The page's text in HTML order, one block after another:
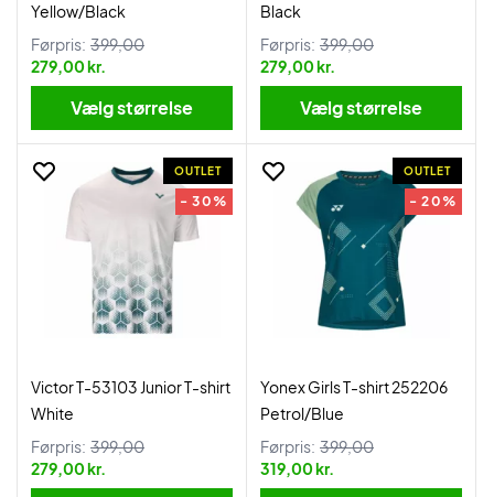
Yellow/Black
Førpris: 399,00
279,00 kr.
Vælg størrelse
Black
Førpris: 399,00
279,00 kr.
Vælg størrelse
OUTLET
- 30%
Victor T-53103 Junior T-shirt
White
Førpris: 399,00
279,00 kr.
OUTLET
- 20%
Yonex Girls T-shirt 252206
Petrol/Blue
Førpris: 399,00
319,00 kr.